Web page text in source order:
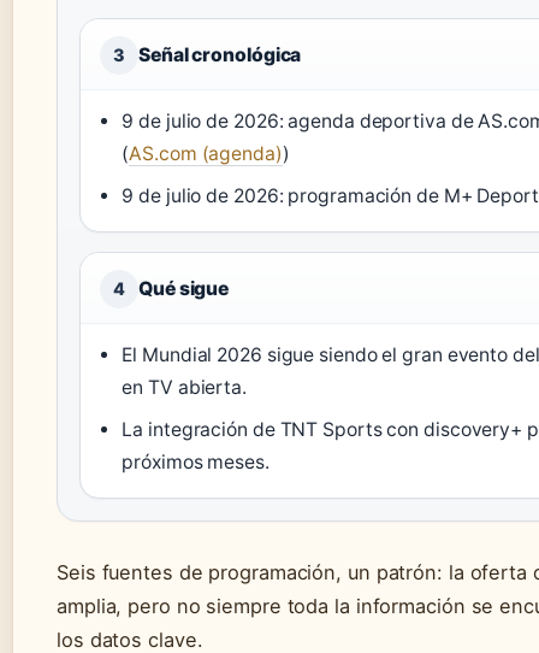
3 Señal cronológica
9 de julio de 2026: agenda deportiva de
(AS.com (agenda))
9 de julio de 2026: programación de M+
4 Qué sigue
El Mundial 2026 sigue siendo el gran evento
en TV abierta.
La integración de TNT Sports con discovery+
próximos meses.
Seis fuentes de programación, un patrón: la
amplia, pero no siempre toda la información se
los datos clave.